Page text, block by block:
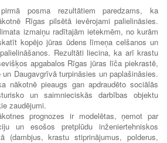
posma rezultātiem paredzams, ka
Rīgas pilsētā ievērojami palielināsies.
izmaiņu radītajām ietekmēm, no kurām
kopējo jūras ūdens līmeņa celšanos un
Rezultāti liecina, ka arī krastu
apgabalos Rīgas jūras līča piekrastē,
Daugavgrīvā turpināsies un paplašināsies.
nākotnē pieaugs gan apdraudēto sociālās
un saimnieciskās darbības objektu
zaudējumi.
prognozes ir modelētas, ņemot par
un esošos pretplūdu inženiertehniskos
(dambjus, krastu stiprinājumus, polderus,